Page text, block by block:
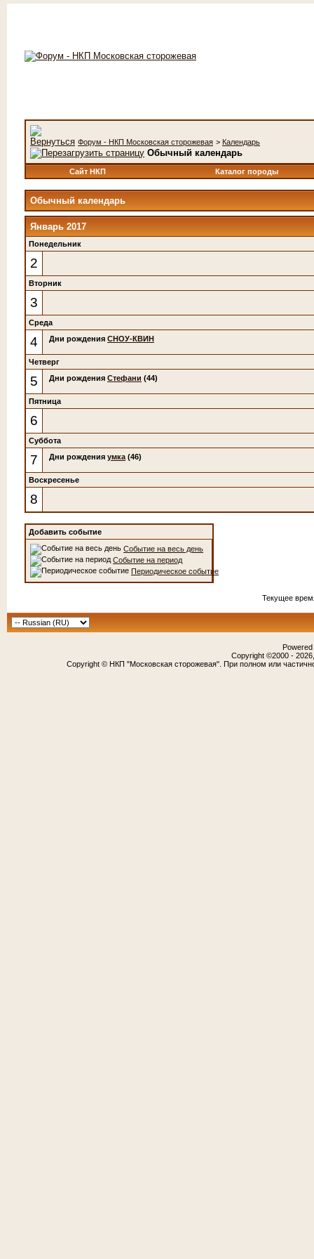
Форум - НКП Московская сторожевая > Календарь
Обычный календарь
Сайт НКП Каталог породы
Обычный календарь
Январь 2017
Понедельник
2
Вторник
3
Среда
4 Дни рождения СНОУ-КВИН
Четверг
5 Дни рождения Стефани (44)
Пятница
6
Суббота
7 Дни рождения умка (46)
Воскресенье
8
Добавить событие
Событие на весь день
Событие на период
Периодическое событие
Текущее
Copyright ©2000 -
Copyright © НКП "Московская сторожевая". При полном или